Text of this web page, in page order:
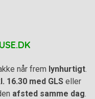
når frem lynhurtigt
16.30 med GLS eller
afsted samme dag